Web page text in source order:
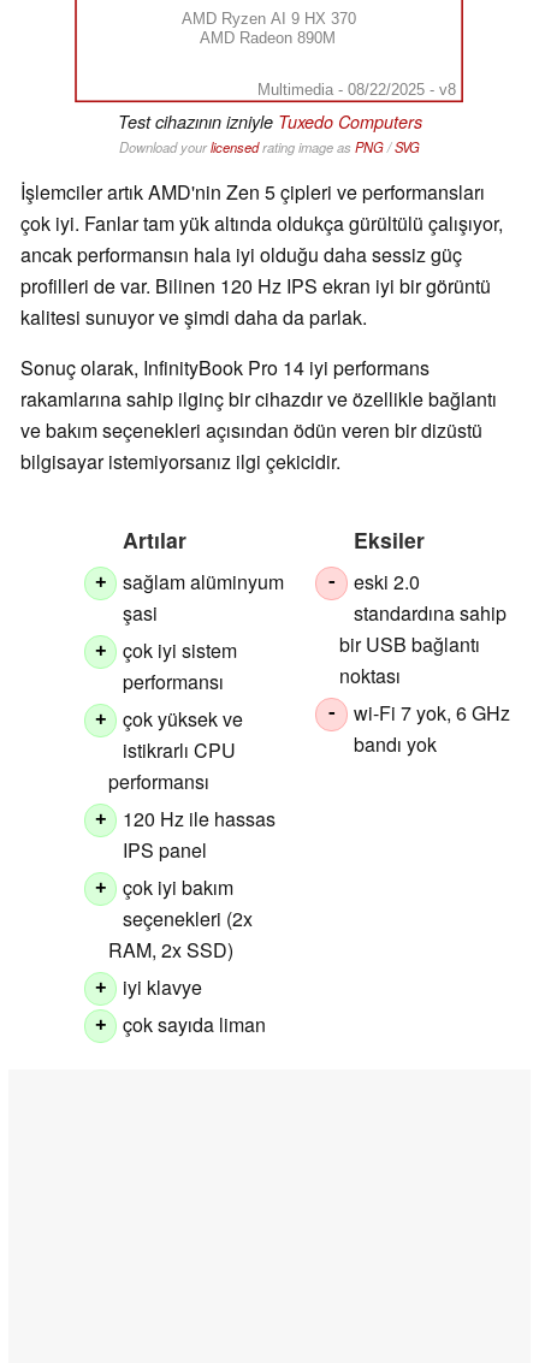
AMD Ryzen AI 9 HX 370
AMD Radeon 890M
Multimedia - 08/22/2025 - v8
Test cihazının izniyle Tuxedo Computers
Download yourlicensedrating image as PNG/SVG
İşlemciler artık AMD'nin Zen 5 çipleri ve performansları
çok iyi. Fanlar tam yük altında oldukça gürültülü çalışıyor,
ancak performansın hala iyi olduğu daha sessiz güç
profilleri de var. Bilinen 120 Hz IPS ekran iyi bir görüntü
kalitesi sunuyor ve şimdi daha da parlak.
Sonuç olarak, InfinityBook Pro 14 iyi performans
rakamlarına sahip ilginç bir cihazdır ve özellikle bağlantı
ve bakım seçenekleri açısından ödün veren bir dizüstü
bilgisayar istemiyorsanız ilgi çekicidir.
Artılar
+
sağlam alüminyum
şasi
+
çok iyi sistem
performansı
+
çok yüksek ve
istikrarlı CPU
performansı
+
120 Hz ile hassas
IPS panel
+
çok iyi bakım
seçenekleri (2x
RAM, 2x SSD)
+ iyi klavye
+ çok sayıda liman
Eksiler
-
eski 2.0
standardına sahip
bir USB bağlantı
noktası
-
wi-Fi 7 yok, 6 GHz
bandı yok